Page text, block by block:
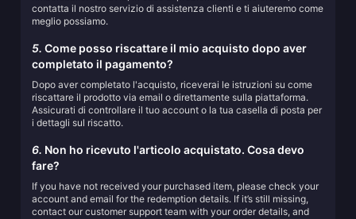
contatta il nostro servizio di assistenza clienti e ti aiuteremo come
meglio possiamo.
5. Come posso riscattare il mio acquisto dopo aver
completato il pagamento?
Dopo aver completato l'acquisto, riceverai le istruzioni su come
riscattare il prodotto via email o direttamente sulla piattaforma.
Assicurati di controllare il tuo account o la tua casella di posta per
i dettagli sul riscatto.
6. Non ho ricevuto l'articolo acquistato. Cosa devo
fare?
If you have not received your purchased item, please check your
account and email for the redemption details. If it’s still missing,
contact our customer support team with your order details, and